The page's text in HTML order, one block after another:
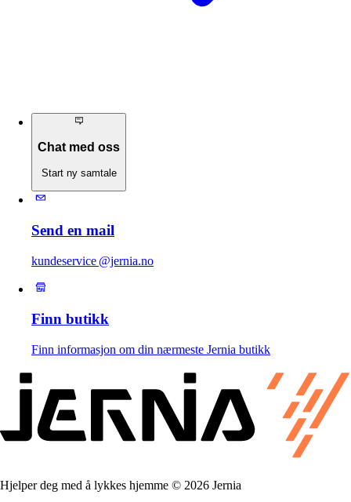
Chat med oss
Start ny samtale
Send en mail
kundeservice @jernia.no
Finn butikk
Finn informasjon om din nærmeste Jernia butikk
Hjelper deg med å lykkes hjemme © 2026 Jernia